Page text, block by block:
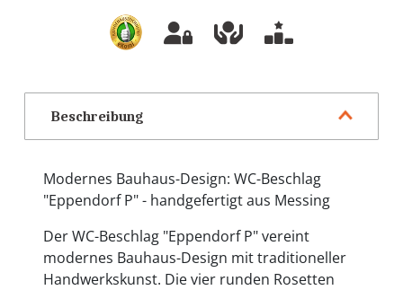
Beschreibung
Modernes Bauhaus-Design: WC-Beschlag
"Eppendorf P" - handgefertigt aus Messing
Der WC-Beschlag "Eppendorf P" vereint
modernes Bauhaus-Design mit traditioneller
Handwerkskunst. Die vier runden Rosetten